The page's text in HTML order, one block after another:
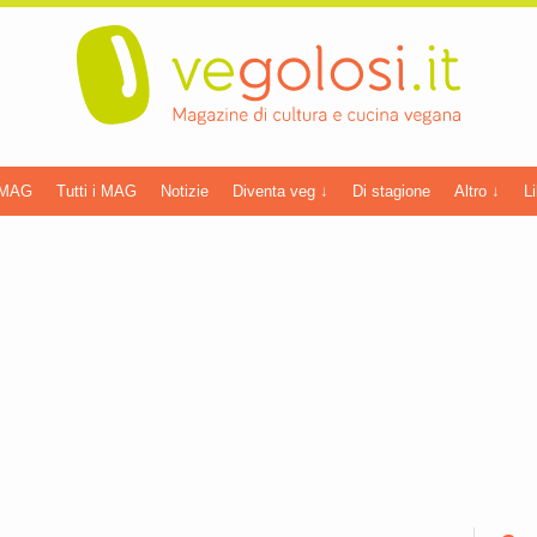
Tutti i MAG Notizie Diventa veg ↓ Di stagione Altro ↓